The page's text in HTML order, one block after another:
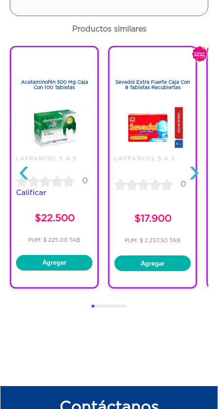
8 Tabletas
Código:1273831
Productos similares
‹
Acetaminofén 500 Mg Caja
Con 100 Tabletas
LAFRANCOL S.A.S
0
Calificar
$22.500
PUM: $ 225.00 TAB
Agregar
Sevedol Extra Fuerte Caja Con
8 Tabletas Recubiertas
LAFRANCOL S.A.S
0
$17.900
PUM: $ 2,237.50 TAB
Agregar
›